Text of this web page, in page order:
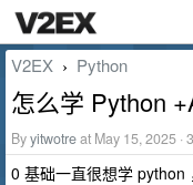
V2EX › Python
怎么学 Python
Byyitwotreat May 15, 2025 ·
0 基础一直很想学 python